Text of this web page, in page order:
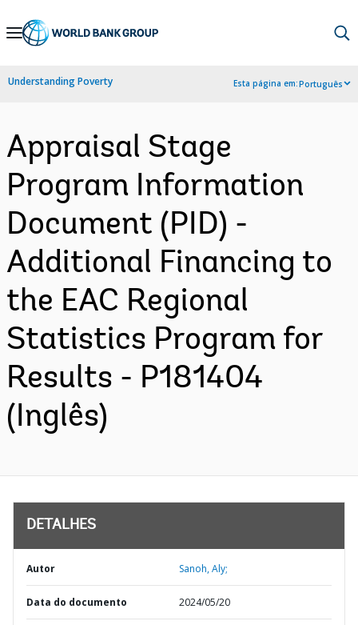
Skip
Navigation
Understanding Poverty Esta página em:Português
Appraisal Stage
Program Information
Document (PID) -
Additional Financing to
the EAC Regional
Statistics Program for
Results - P181404
(Inglês)
DETALHES
Autor Sanoh, Aly;
Data do documento 2024/05/20